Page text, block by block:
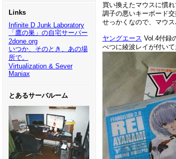
Links
Infinite D Junk Laboratory
「鷹の巣」の自宅サーバー
2done.org
いつか、そのとき、あの場
所で。
Virtualization & Sever
Maniax
とあるサーバルーム
買い換えたマウスに慣れ
調子の悪いキーボード交
せっかくなので、マウス
ヤングエース Vol.4付録
べつに綾波レイが付い